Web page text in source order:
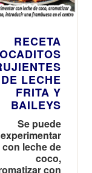
RECETA
DE LECHE
FRITA Y
BAILEYS
Se puede
experimentar
con leche de
coco,
con